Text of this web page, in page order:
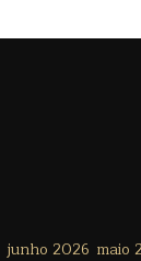
junho 2026 maio